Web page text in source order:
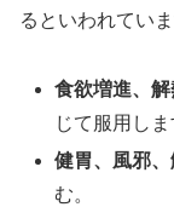
るといわれていま
食欲増進、解
じて服用しま
健胃、風邪、
む。